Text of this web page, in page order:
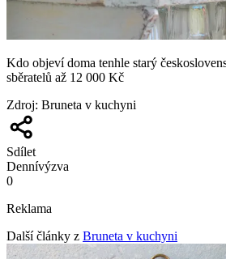
Kdo objeví doma tenhle starý
sběratelů až 12 000 Kč
Zdroj: Bruneta v kuchyni
Sdílet
Dennívýzva
0
Reklama
Další články z Bruneta v kuchyni